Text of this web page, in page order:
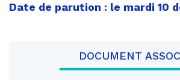
Date de parution : le mardi 10
DOCUMENT